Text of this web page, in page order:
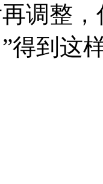
调整
得到这